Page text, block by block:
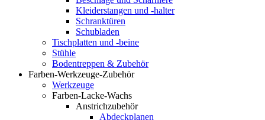
Kleiderstangen und -halter
Schranktüren
Schubladen
Tischplatten und -beine
Stühle
Bodentreppen & Zubehör
Farben-Werkzeuge-Zubehör
Werkzeuge
Farben-Lacke-Wachs
Anstrichzubehör
Abdeckplanen